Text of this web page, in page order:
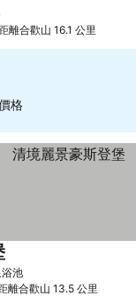
查看價格
離合歡山 16.1 公里
格
池查看價格
查看價格
離合歡山 13.5 公里